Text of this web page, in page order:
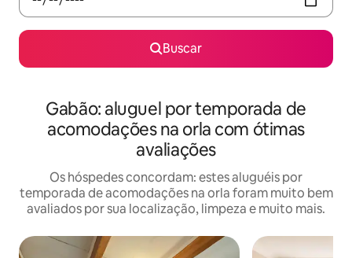
Buscar
Gabão: aluguel por temporada de
acomodações na orla com ótimas
avaliações
Os hóspedes concordam: estes aluguéis por
temporada de acomodações na orla foram muito bem
avaliados por sua localização, limpeza e muito mais.